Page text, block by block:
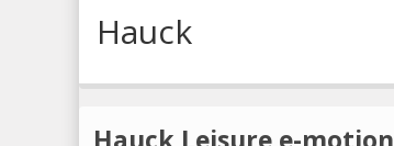
Hauck